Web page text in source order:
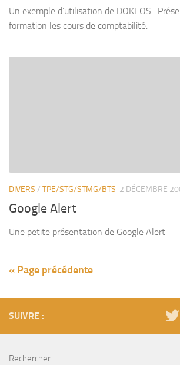
Un exemple d’utilisation de DOKEOS :
formation les cours de comptabilité.
DIVERS / TPE/STG/STMG/BTS 2 DÉCEMBRE
Google Alert
Une petite présentation de Google Alert
« Page précédente
SUIVRE :
Rechercher